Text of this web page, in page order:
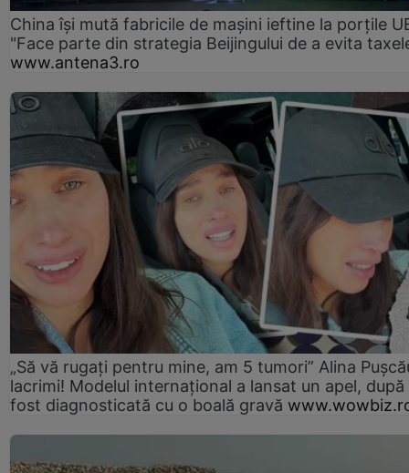
China își mută fabricile de mașini ieftine la porțile
"Face parte din strategia Beijingului de a evita
www.antena3.ro
„Să vă rugați pentru mine, am 5 tumori” Alina
lacrimi! Modelul internațional a lansat un apel, după
fost diagnosticată cu o boală gravă